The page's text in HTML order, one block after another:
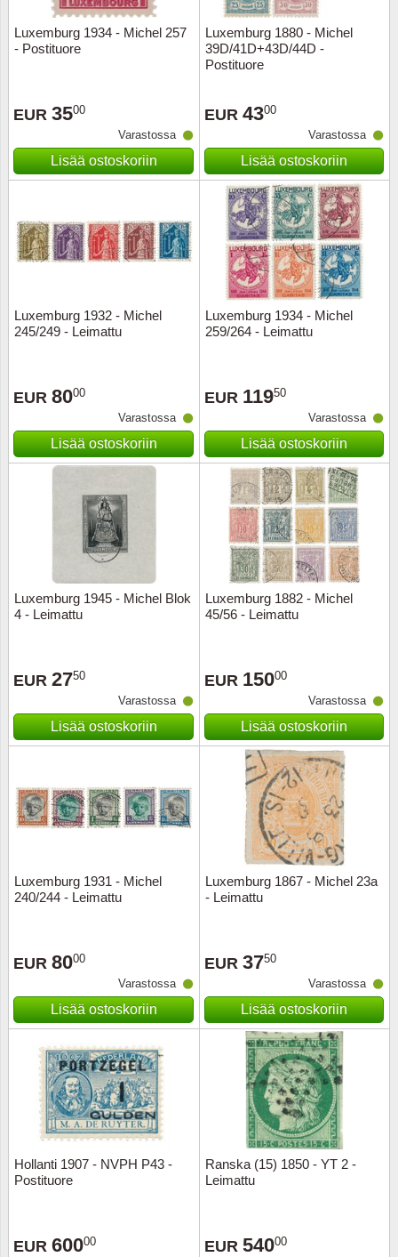
Luxemburg 1934 - Michel 257
- Postituore
EUR 3500
Varastossa
Lisää ostoskoriin
Luxemburg 1880 - Michel
39D/41D+43D/44D -
Postituore
EUR 4300
Varastossa
Lisää ostoskoriin
Luxemburg 1932 - Michel
245/249 - Leimattu
EUR 8000
Varastossa
Lisää ostoskoriin
Luxemburg 1934 - Michel
259/264 - Leimattu
EUR 11950
Varastossa
Lisää ostoskoriin
Luxemburg 1945 - Michel Blok
4 - Leimattu
EUR 2750
Varastossa
Lisää ostoskoriin
Luxemburg 1882 - Michel
45/56 - Leimattu
EUR 15000
Varastossa
Lisää ostoskoriin
Luxemburg 1931 - Michel
240/244 - Leimattu
EUR 8000
Varastossa
Lisää ostoskoriin
Luxemburg 1867 - Michel 23a
- Leimattu
EUR 3750
Varastossa
Lisää ostoskoriin
Hollanti 1907 - NVPH P43 -
Postituore
EUR 60000
Ranska (15) 1850 - YT 2 -
Leimattu
EUR 54000
Partio
Musiiki
Etelä-
Hollanti
Itä-
Itävalta
Japani
Kreikka
Kukkia
Länsi-
Malta